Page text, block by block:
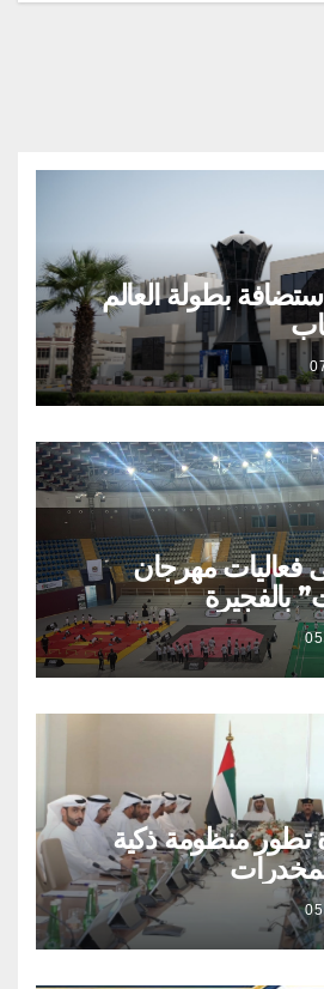
بطولة العالم
فعاليات مهرجان
بالفجيرة
تطور منظومة ذكية